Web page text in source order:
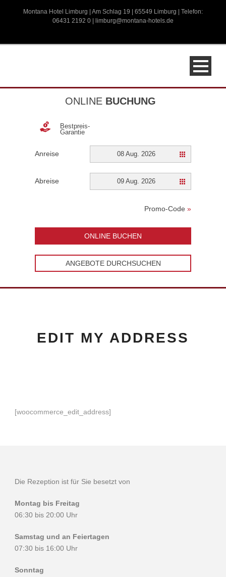
Montana Hotel Limburg | Am Schlag 19 | 65549 Limburg | Telefon:
06431 2192 0 |
limburg@montana-hotels.de
ONLINE BUCHUNG
Bestpreis-
Garantie
Anreise 08 Aug. 2026
Abreise 09 Aug. 2026
Promo-Code »
ONLINE BUCHEN
ANGEBOTE DURCHSUCHEN
EDIT MY ADDRESS
[woocommerce_edit_address]
Die Rezeption ist für Sie besetzt von
Montag bis Freitag
06:30 bis 20:00 Uhr
Samstag und an Feiertagen
07:30 bis 16:00 Uhr
Sonntag